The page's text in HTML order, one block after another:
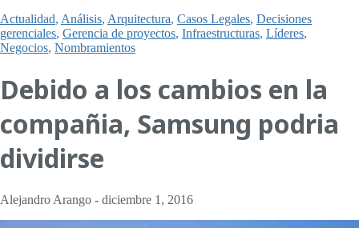
Actualidad, Análisis, Arquitectura, Casos Legales, Decisiones
gerenciales, Gerencia de proyectos, Infraestructuras, Líderes,
Negocios, Nombramientos
Debido a los cambios en la
compañia, Samsung podria
dividirse
Alejandro Arango - diciembre 1, 2016